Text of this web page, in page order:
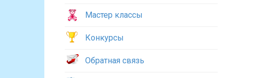
Мастер классы
Конкурсы
Обратная связь